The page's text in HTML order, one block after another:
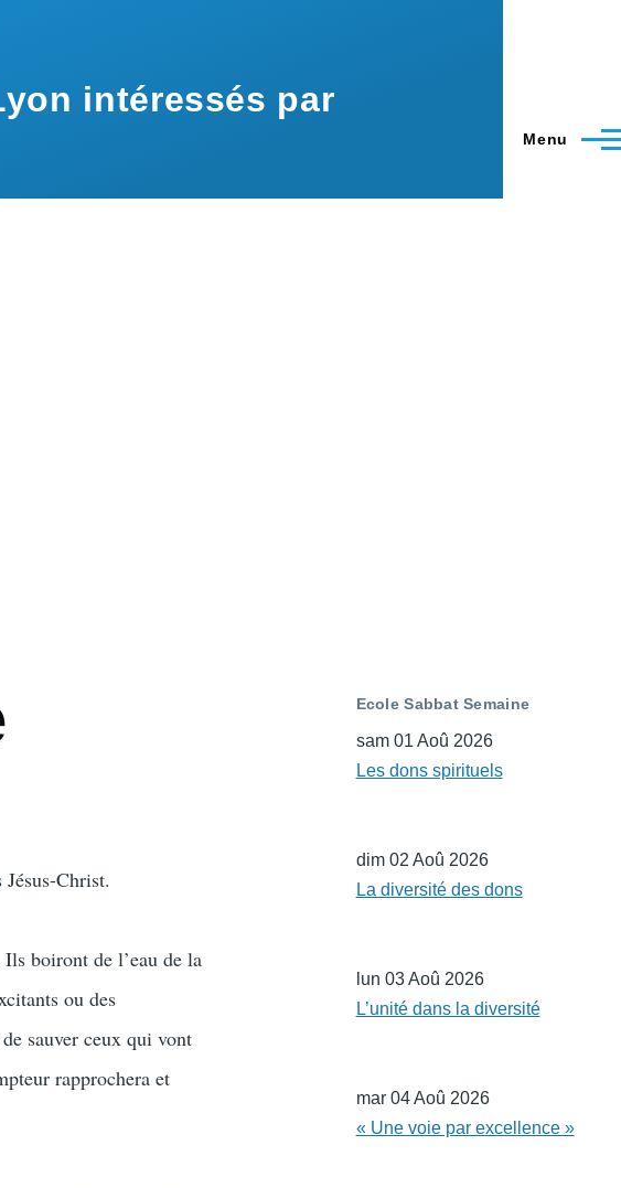
intéressés par
Menu
Christ.
boiront de l’eau de la
ou des
sauver ceux qui vont
rapprochera et
Ecole Sabbat Semaine
sam 01 Aoû 2026
Les dons spirituels
dim 02 Aoû 2026
La diversité des dons
lun 03 Aoû 2026
L’unité dans la diversité
mar 04 Aoû 2026
« Une voie par excellence »